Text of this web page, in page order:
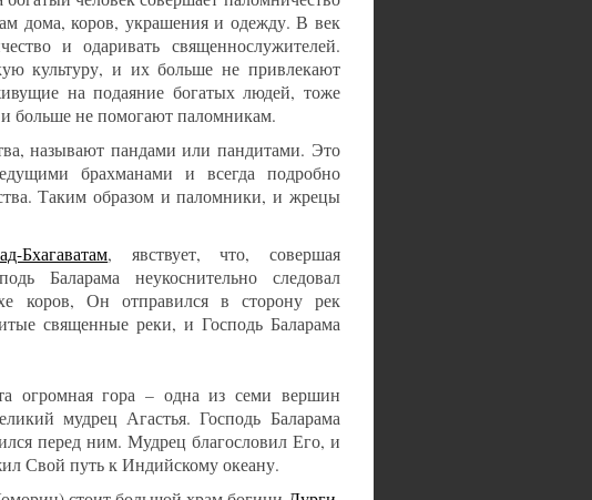
дома, коров, украшения и одежду. В век
и одаривать священнослужителей.
культуру, и их больше не привлекают
на подаяние богатых людей, тоже
больше не помогают паломникам.
называют пандами или пандитами. Это
брахманами и всегда подробно
Таким образом и паломники, и жрецы
Бхагаватам, явствует, что, совершая
Баларама неукоснительно следовал
коров, Он отправился в сторону рек
священные реки, и Господь Баларама
огромная гора – одна из семи вершин
мудрец Агастья. Господь Баларама
перед ним. Мудрец благословил Его, и
Свой путь к Индийскому океану.